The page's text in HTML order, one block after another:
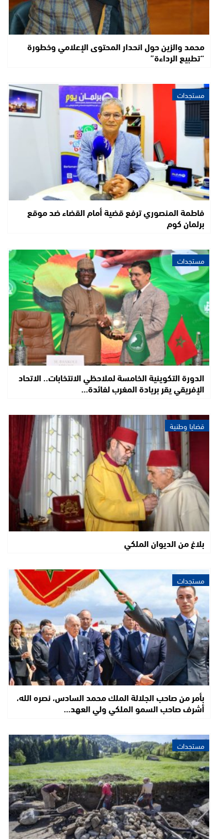
محمد والزين حول انحدار المحتوى الإعلامي وخطورة
“تطبيع الرداءة”
مستجدات
فاطمة المنصوري ترفع قضية أمام القضاء ضد موقع
برلمان كوم
مستجدات
الدورة التكوينية الخامسة لملاحظي الانتخابات.. الاتحاد
الإفريقي يقر بريادة المغرب لفائدة…
قضايا وطنية
بلاغ من الديوان الملكي
مستجدات
بأمر من صاحب الجلالة الملك محمد السادس، نصره الله،
أشرف صاحب السمو الملكي ولي العهد…
مستجدات